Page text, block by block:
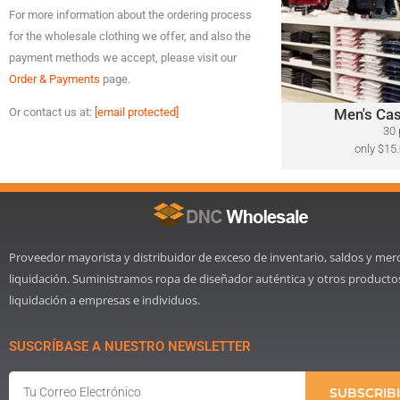
For more information about the ordering process
for the wholesale clothing we offer, and also the
payment methods we accept, please visit our
Order & Payments page.
Or contact us at: [email protected] Men's
30
only
A variety of
Polo Ralph Lauren,
Lacoste, Michael
Bahama, Calvin
Proveedor mayorista y distribuidor de exceso de inventario, saldos y
liquidación. Suministramos ropa de diseñador auténtica y otros
liquidación a empresas e individuos.
SUSCRÍBASE A NUESTRO NEWSLETTER